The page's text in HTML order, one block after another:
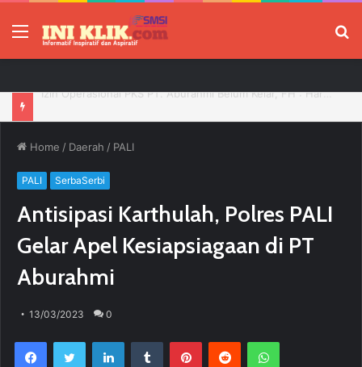
Menu
Home / Daerah / PALI
PALI SerbaSerbi
Antisipasi Karthulah, Polres PALI
Gelar Apel Kesiapsiagaan di PT
Aburahmi
13/03/2023 0